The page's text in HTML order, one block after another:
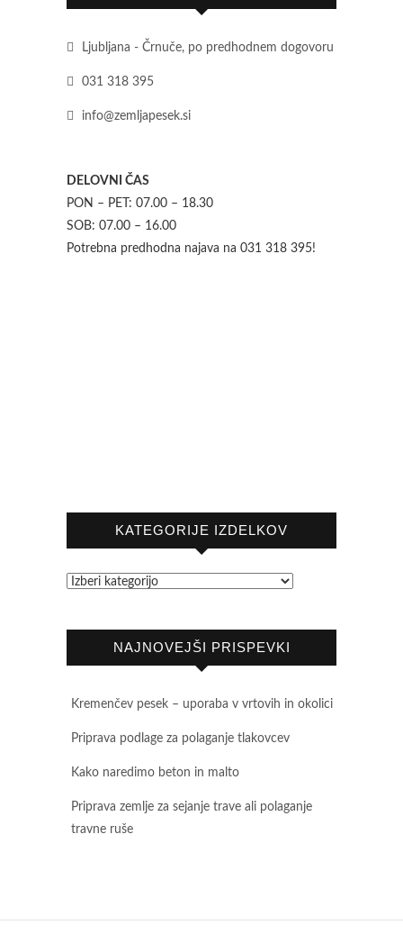
Ljubljana - Črnuče, po predhodnem dogovoru
031 318 395
info@zemljapesek.si
DELOVNI ČAS
PON – PET: 07.00 – 18.30
SOB: 07.00 – 16.00
Potrebna predhodna najava na 031 318 395!
KATEGORIJE IZDELKOV
NAJNOVEJŠI PRISPEVKI
Kremenčev pesek – uporaba v vrtovih in okolici
Priprava podlage za polaganje tlakovcev
Kako naredimo beton in malto
Priprava zemlje za sejanje trave ali polaganje
travne ruše